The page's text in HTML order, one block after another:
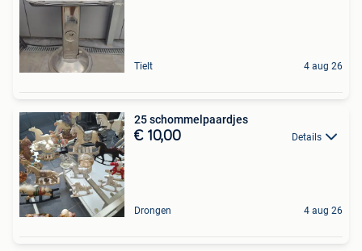
Tielt 4 aug 26
25 schommelpaardjes
€ 10,00 Details
Drongen 4 aug 26